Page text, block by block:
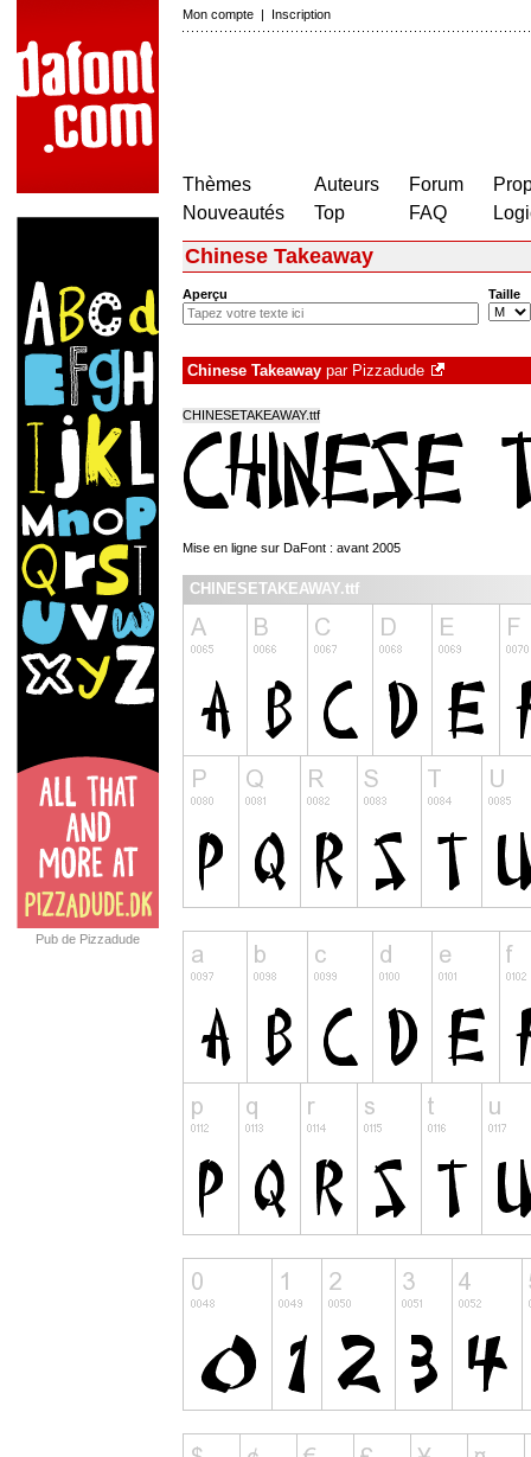
Mon compte | Inscription
Thèmes
Nouveautés
Auteurs
Top
Forum
FAQ
Pub de Pizzadude
Chinese Takeaway
Aperçu Taille
Chinese Takeaway par Pizzadude
CHINESETAKEAWAY.ttf
Mise en ligne sur DaFont : avant 2005
CHINESETAKEAWAY.ttf